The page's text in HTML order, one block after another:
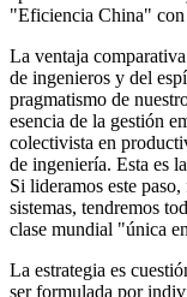
"Eficiencia China" con
La ventaja
de ingenieros y del
pragmatismo de
esencia de la gestión
colectivista en
de ingeniería. Esta es
Si lideramos este
sistemas, tendremos
clase mundial "única
La estrategia es
ser formulada por